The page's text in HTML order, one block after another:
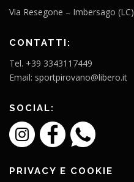
Via Resegone – Imbersago (LC)
CONTATTI:
Tel. +39 3343117449
Email: sportpirovano@libero.it
SOCIAL:
PRIVACY E COOKIE